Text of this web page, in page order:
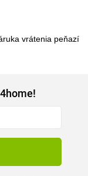
vrátenia peňazí